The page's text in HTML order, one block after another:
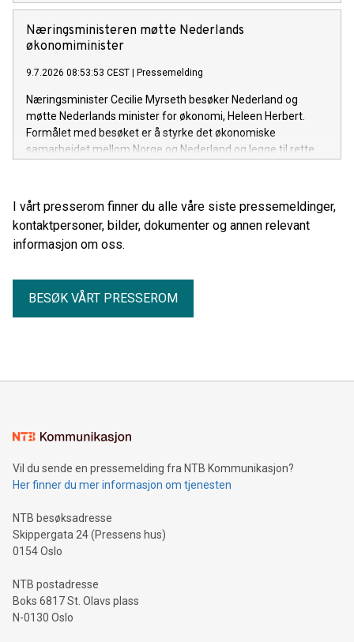
overtredelsesgebyr ved brudd på havressurslova og
deltakerloven, i tråd med sanksjonsreglene i den nye
forskriften.
Næringsministeren møtte Nederlands
økonomiminister
9.7.2026 08:53:53 CEST | Pressemelding
Næringsminister Cecilie Myrseth besøker Nederland og
møtte Nederlands minister for økonomi, Heleen Herbert.
Formålet med besøket er å styrke det økonomiske
samarbeidet mellom Norge og Nederland og legge til rette
I vårt presserom finner du alle våre siste pressemeldinger,
kontaktpersoner, bilder, dokumenter og annen relevant
informasjon om oss.
BESØK VÅRT PRESSEROM
Vil du sende en pressemelding fra NTB Kommunikasjon?
Her finner du mer informasjon om tjenesten
NTB besøksadresse
Skippergata 24 (Pressens hus)
0154 Oslo
NTB postadresse
Boks 6817 St. Olavs plass
N-0130 Oslo